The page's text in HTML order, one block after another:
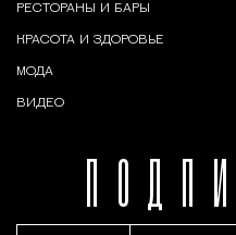
РЕСТОРАНЫ И БАРЫ
КРАСОТА И ЗДОРОВЬЕ
МОДА
ВИДЕО